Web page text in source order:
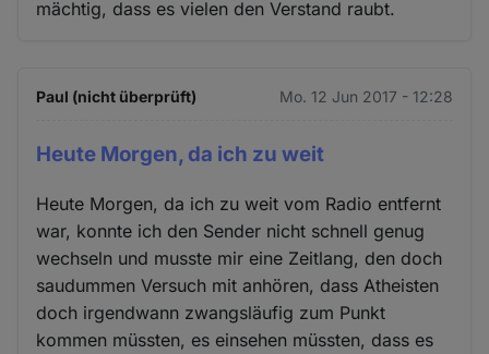
mächtig, dass es vielen den Verstand raubt.
Paul (nicht überprüft) Mo. 12 Jun 2017 - 12:28
Heute Morgen, da ich zu weit
Heute Morgen, da ich zu weit vom Radio entfernt
war, konnte ich den Sender nicht schnell genug
wechseln und musste mir eine Zeitlang, den doch
saudummen Versuch mit anhören, dass Atheisten
doch irgendwann zwangsläufig zum Punkt
kommen müssten, es einsehen müssten, dass es